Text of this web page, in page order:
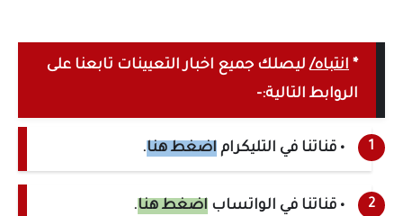
* انتباه/ليصلك جميع اخبار التعيينات تابعنا على
الروابط التالية:-
• قناتنا في التليكرام اضغط هنا.
• قناتنا في الواتساب اضغط هنا.